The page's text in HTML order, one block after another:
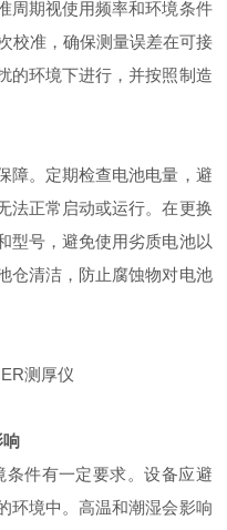
周期视使用频率和环境条件
校准，确保测量误差在可接
的环境下进行，并按照制造
。定期检查电池电量，避
法正常启动或运行。在更换
型号，避免使用劣质电池以
仓清洁，防止腐蚀物对电池
响
件有一定要求。设备应避
环境中。高温和潮湿会影响